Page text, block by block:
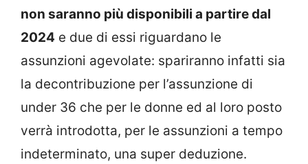
non saranno più disponibili a partire dal
2024 e due di essi riguardano le
assunzioni agevolate: spariranno infatti sia
la decontribuzione per l’assunzione di
under 36 che per le donne ed al loro posto
verrà introdotta, per le assunzioni a tempo
indeterminato, una super deduzione.